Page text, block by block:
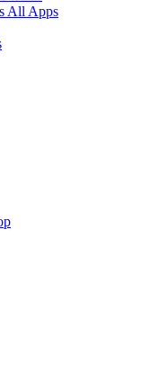
All Apps